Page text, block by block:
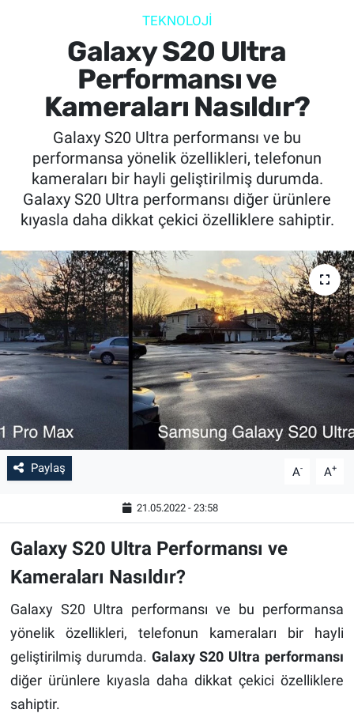
TEKNOLOJİ
Galaxy S20 Ultra
Performansı ve
Kameraları Nasıldır?
Galaxy S20 Ultra performansı ve bu
performansa yönelik özellikleri, telefonun
kameraları bir hayli geliştirilmiş durumda.
Galaxy S20 Ultra performansı diğer ürünlere
kıyasla daha dikkat çekici özelliklere sahiptir.
Paylaş A- A+
21.05.2022 - 23:58
Galaxy S20 Ultra Performansı ve
Kameraları Nasıldır?
Galaxy S20 Ultra performansı ve bu performansa
yönelik özellikleri, telefonun kameraları bir hayli
geliştirilmiş durumda. Galaxy S20 Ultra performansı
diğer ürünlere kıyasla daha dikkat çekici özelliklere
sahiptir.
SPOR
SAĞLIK